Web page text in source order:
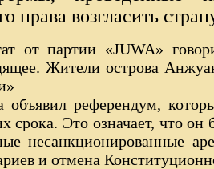
возгласить
от партии «JUWA»
Жители острова
референдум,
Это означает, что он
несанкционированные
и отмена